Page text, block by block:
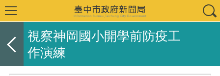
視察神岡國小開學前防疫工
作演練